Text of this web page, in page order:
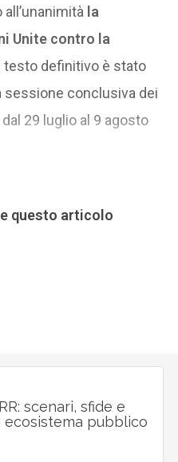
la
Unite contro la
testo definitivo è stato
sessione conclusiva dei
29 luglio al 9 agosto
questo articolo
scenari, sfide e
pubblico